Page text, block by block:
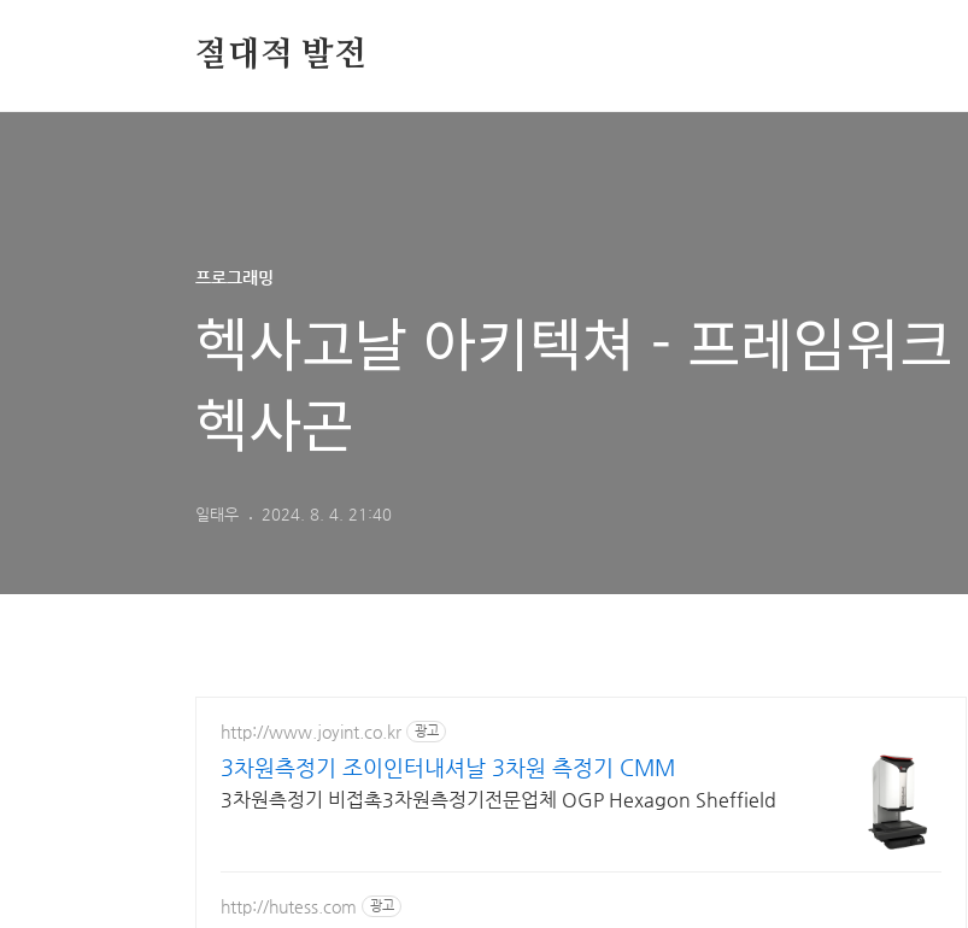
절대적 발전
프로그래밍
헥사고날 아키텍쳐 - 프레임워크
헥사곤
일태우 2024. 8. 4. 21:40
http://www.joyint.co.kr 광고
3차원측정기 조이인터내셔날 3차원 측정기 CMM
3차원측정기 비접촉3차원측정기전문업체 OGP Hexagon Sheffield
http://hutess.com 광고